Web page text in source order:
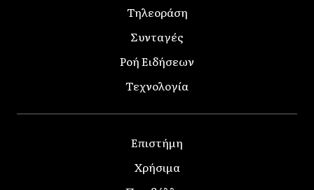
Τηλεοράση
Συνταγές
Ροή Ειδήσεων
Τεχνολογία
Επιστήμη
Χρήσιμα